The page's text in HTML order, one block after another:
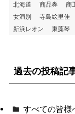
北海道
商品券 商
女満別
寺島絵里佳
新浜レオン
東藻琴
過去の投稿記
すべての皆様